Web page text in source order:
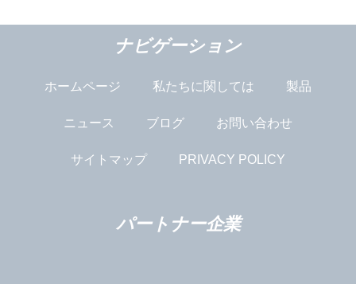
ナビゲーション
ホームページ 私たちに関しては 製品
ニュース ブログ お問い合わせ
サイトマップ PRIVACY POLICY
パートナー企業